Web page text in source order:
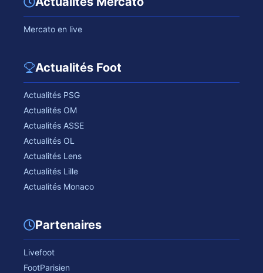
Mercato en live
Actualités Foot
Actualités PSG
Actualités OM
Actualités ASSE
Actualités OL
Actualités Lens
Actualités Lille
Actualités Monaco
Partenaires
Livefoot
FootParisien